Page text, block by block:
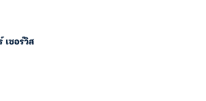
เซอร์วิส